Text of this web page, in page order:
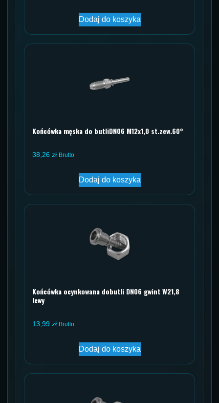
Dodaj do koszyka
Końcówka męska do butliDN06 M12x1,0 st.zew.60°
38,26 zł Brutto
Dodaj do koszyka
Końcówka ocynkowana dobutli DN06 gwint W21,8
lewy
13,99 zł Brutto
Dodaj do koszyka